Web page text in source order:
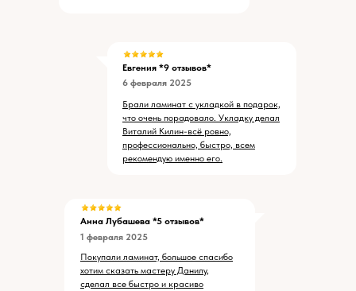
Анна Лубашева *5 отзывов*
1 февраля 2025
Покупали ламинат, большое спасибо
хотим сказать мастеру Данилу,
сделал все быстро и красиво
Евгения *9 отзывов*
Брали ламинат с укладкой в подарок,
что очень порадовало. Укладку делал
Виталий Килин-всё ровно,
профессионально, быстро, всем
рекомендую именно его.
6 февраля 2025